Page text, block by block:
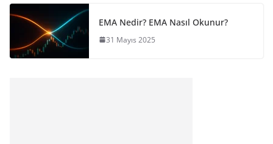
EMA Nedir? EMA Nasıl Okunur?
31 Mayıs 2025